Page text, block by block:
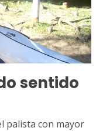
sentido
palista con mayor